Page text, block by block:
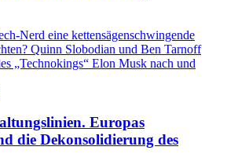
Nerd eine kettensägenschwingende
Quinn Slobodian und Ben Tarnoff
„Technokings“ Elon Musk nach und
Europas
die Dekonsolidierung des